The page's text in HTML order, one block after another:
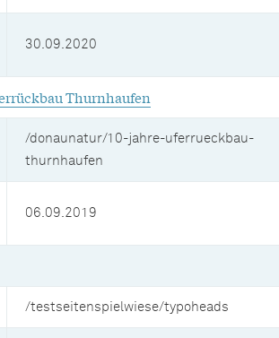
30.09.2020
Thurnhaufen
/donaunatur/10-jahre-uferrueckbau-
thurnhaufen
06.09.2019
/testseitenspielwiese/typoheads